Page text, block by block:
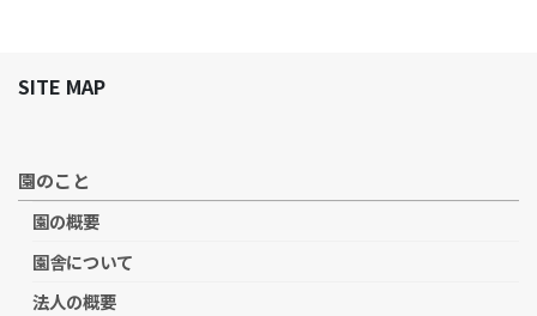
SITE MAP
園のこと
園の概要
園舎について
法人の概要